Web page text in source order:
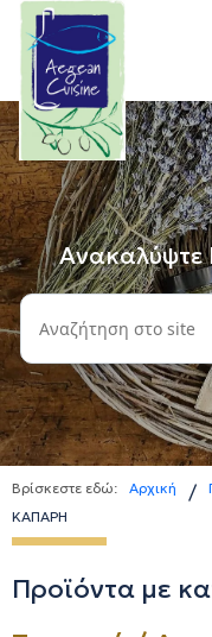
Ανακαλύψτε
Βρίσκεστε εδώ: Αρχική /
ΚΑΠΑΡΗ
Προϊόντα με